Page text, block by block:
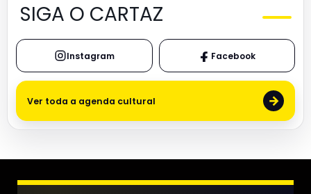
SIGA O CARTAZ
Instagram Facebook
Ver toda a agenda cultural →